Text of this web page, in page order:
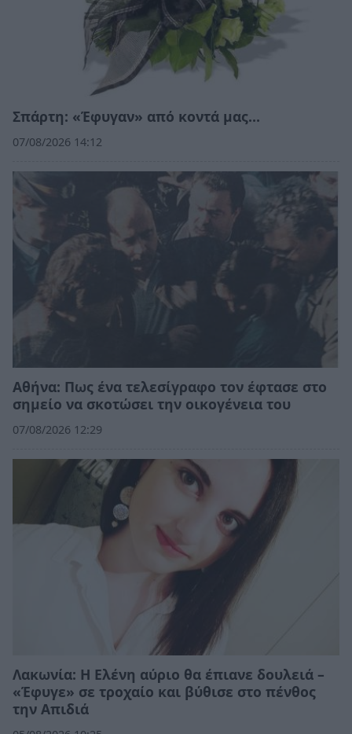
Σπάρτη: «Έφυγαν» από κοντά μας…
07/08/2026 14:12
Αθήνα: Πως ένα τελεσίγραφο τον έφτασε στο
σημείο να σκοτώσει την οικογένεια του
07/08/2026 12:29
Λακωνία: Η Ελένη αύριο θα έπιανε δουλειά –
«Έφυγε» σε τροχαίο και βύθισε στο πένθος
την Απιδιά